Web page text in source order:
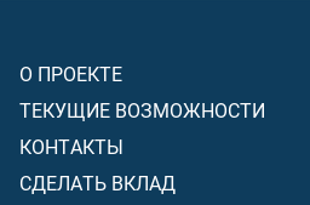
О ПРОЕКТЕ
ТЕКУЩИЕ ВОЗМОЖНОСТИ
КОНТАКТЫ
СДЕЛАТЬ ВКЛАД